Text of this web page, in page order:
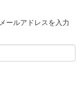
ールアドレスを入力